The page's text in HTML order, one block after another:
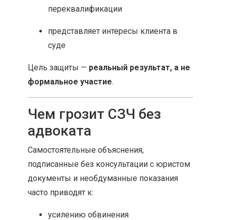
переквалификации
представляет интересы клиента в
суде
Цель защиты — реальный результат, а не
формальное участие.
Чем грозит СЗЧ без
адвоката
Самостоятельные объяснения,
подписанные без консультации с юристом
документы и необдуманные показания
часто приводят к:
усилению обвинения